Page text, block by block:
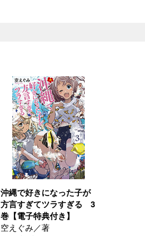
沖縄で好きになった子が
方言すぎてツラすぎる 3
巻【電子特典付き】
空えぐみ／著